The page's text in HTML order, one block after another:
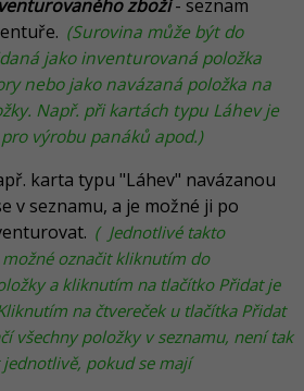
zboží- seznam
(Surovina může být do
jako inventurovaná položka
nebo jako navázaná položka na
Např. při kartách typu Láhev je
výrobu panáků apod.)
karta typu "Láhev" navázanou
v seznamu, a je možné ji po
( Jednotlivé takto
označit kliknutím do
a kliknutím na tlačítko Přidat je
na čtvereček u tlačítka Přidat
všechny položky v seznamu, není tak
pokud se mají